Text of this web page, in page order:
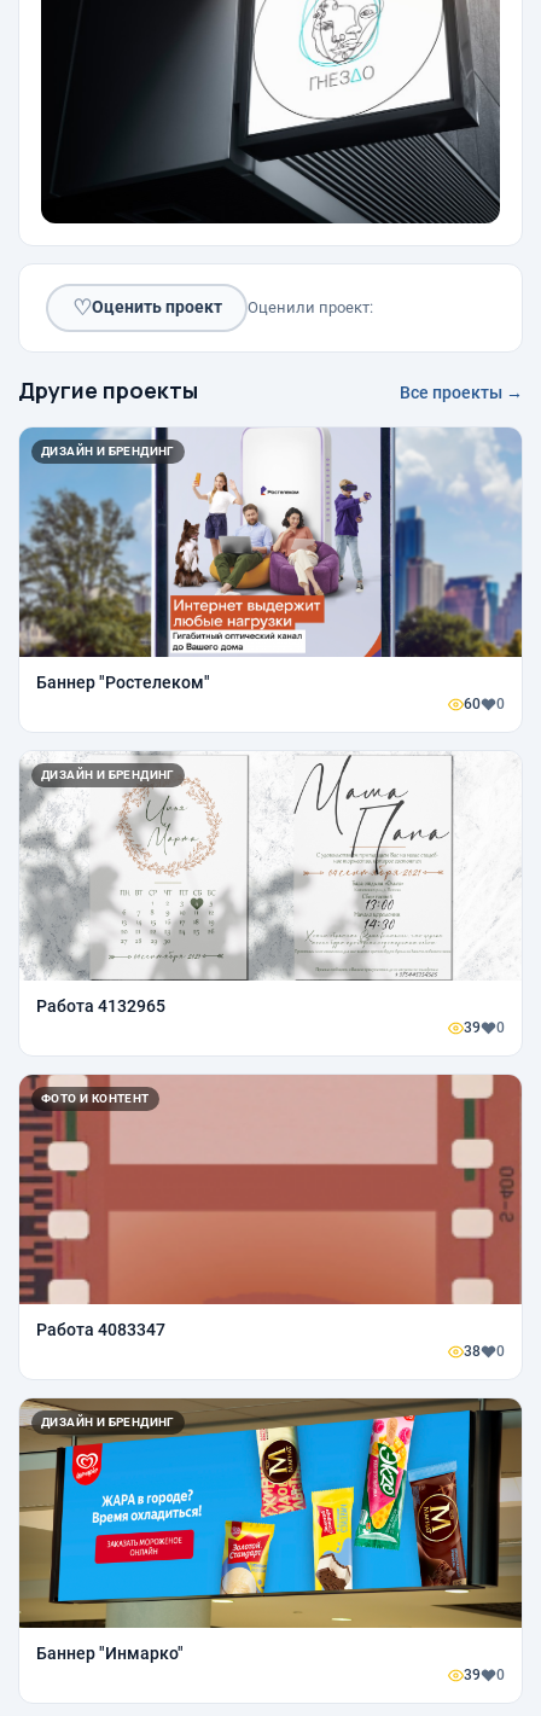
♡Оценить проект Оценили проект:
Другие проекты Все проекты →
ДИЗАЙН И БРЕНДИНГ
Баннер "Ростелеком"
60 0
ДИЗАЙН И БРЕНДИНГ
Работа 4132965
39 0
ФОТО И КОНТЕНТ
Работа 4083347
38 0
ДИЗАЙН И БРЕНДИНГ
Баннер "Инмарко"
39 0